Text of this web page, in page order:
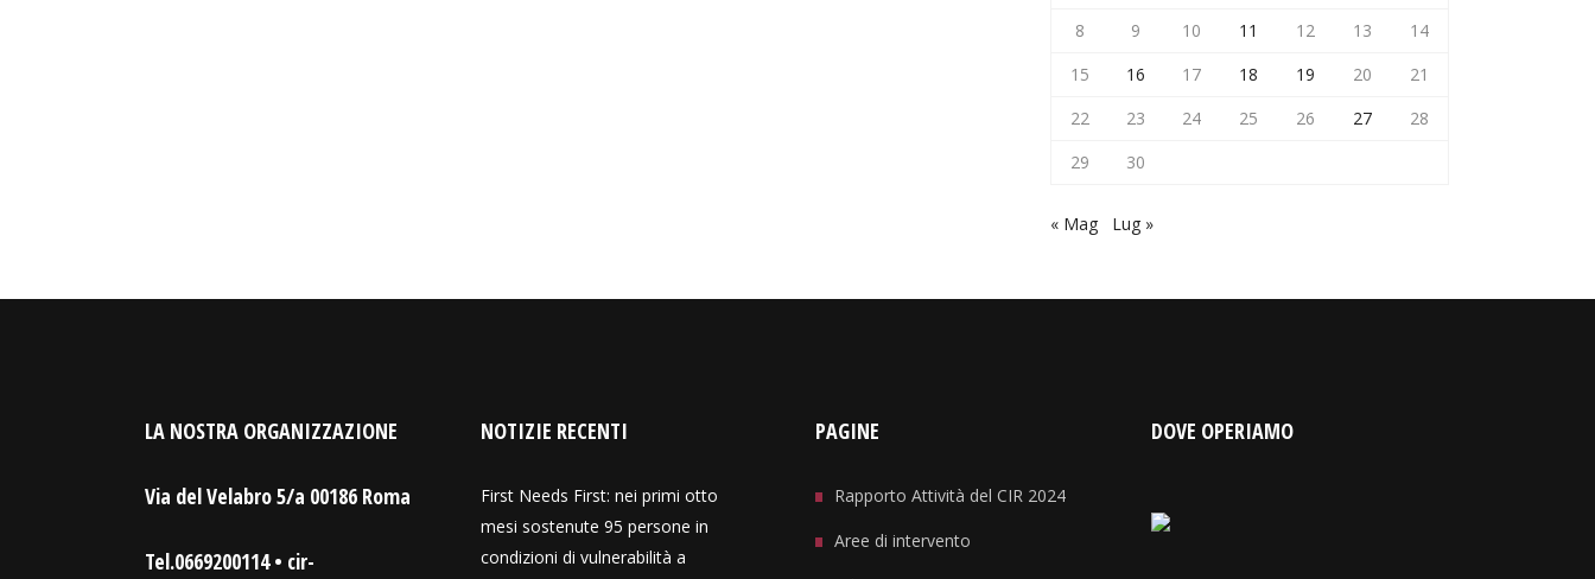
8 9 10 11 12 13
14
15
16 17 18 19 20
21
22
23 24 25 26 27
28
29
30
« Mag Lug »
LA NOSTRA ORGANIZZAZIONE
Via del Velabro 5/a 00186 Roma
Tel.0669200114 • cir-
NOTIZIE RECENTI
First Needs First: nei primi otto
mesi sostenute 95 persone in
condizioni di vulnerabilità a
PAGINE
Rapporto Attività del CIR 2024
Aree di intervento
DOVE OPERIAMO